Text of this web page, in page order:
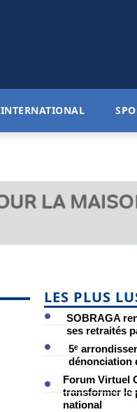
INTERNATIONAL
LES PLUS
SOBRAGA
ses retraités
5ᵉ
dénonciation
Forum Virtuel
transformer le
national